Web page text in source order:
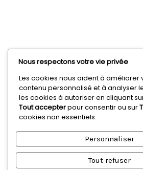
Nous respectons votre vie privée
Les cookies nous aident à améliorer
contenu personnalisé et à analyser
les cookies à autoriser en cliquant
Tout accepterpour consentir ou sur
cookies non essentiels.
Personnaliser
Tout refuser